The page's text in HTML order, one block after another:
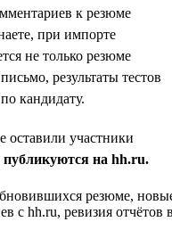
к резюме
при импорте
не только резюме
результаты тестов
кандидату.
оставили участники
на hh.ru.